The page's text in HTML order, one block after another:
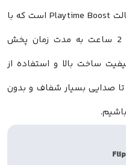
یکی از ویژگی‌های جذاب این مدل، حالت Playtime Boost است که با
بهینه‌سازی مصرف انرژی، میتواند تا 2 ساعت به مدت زمان پخش
کیفیت ساخت بالا و استفاده از
صدایی بسیار شفاف و بدون